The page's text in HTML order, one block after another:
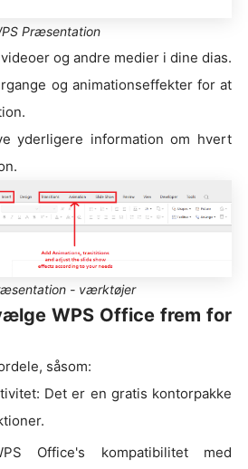
Præsentation
og andre medier i dine dias.
og animationseffekter for at
yderligere information om hvert
- værktøjer
WPS Office frem for
såsom:
Det er en gratis kontorpakke
Office's kompatibilitet med